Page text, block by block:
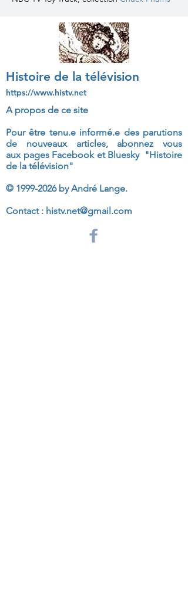
Histoire de la télévision
https://www.histv.net
A propos de ce site
Pour être tenu.e informé.e des parutions
de nouveaux articles, abonnez vous
aux pages Facebook et Bluesky "Histoire
de la télévision"
© 1999-2026by André Lange.
Contact : histv.net@gmail.com